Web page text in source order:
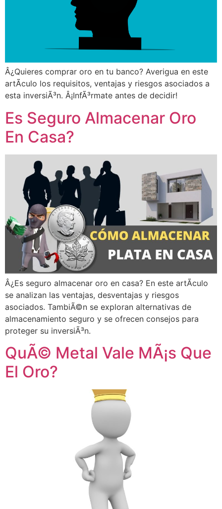
Â¿Quieres comprar oro en tu banco? Averigua en este
artÃ­culo los requisitos, ventajas y riesgos asociados a
esta inversiÃ³n. Â¡InfÃ³rmate antes de decidir!
Es Seguro Almacenar Oro
En Casa?
Â¿Es seguro almacenar oro en casa? En este artÃ­culo
se analizan las ventajas, desventajas y riesgos
asociados. TambiÃ©n se exploran alternativas de
almacenamiento seguro y se ofrecen consejos para
proteger su inversiÃ³n.
QuÃ© Metal Vale MÃ¡s Que
El Oro?